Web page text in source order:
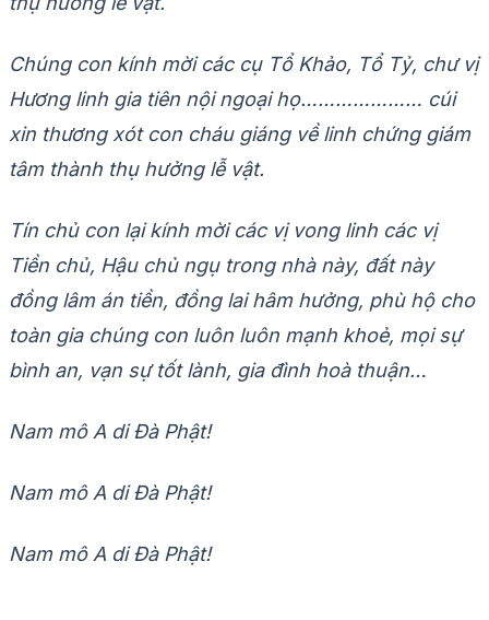
Chúng con kính mời các cụ Tổ Khảo, Tổ Tỷ, chư vị
Hương linh gia tiên nội ngoại họ………………… cúi
xin thương xót con cháu giáng về linh chứng giám
tâm thành thụ hưởng lễ vật.
Tín chủ con lại kính mời các vị vong linh các vị
Tiền chủ, Hậu chủ ngụ trong nhà này, đất này
đồng lâm án tiền, đồng lai hâm hưởng, phù hộ cho
toàn gia chúng con luôn luôn mạnh khoẻ, mọi sự
bình an, vạn sự tốt lành, gia đình hoà thuận…
Nam mô A di Đà Phật!
Nam mô A di Đà Phật!
Nam mô A di Đà Phật!